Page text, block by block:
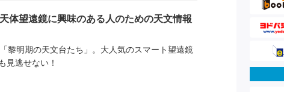
体望遠鏡に興味のある人のための天文情報
黎明期の天文台たち」。大人気のスマート望遠鏡
見逃せない！